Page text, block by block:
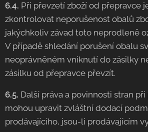
6.4. Při převzetí zboží od přepravce
zkontrolovat neporušenost obalů
jakýchkoliv závad toto neprodleně
V případě shledání porušení obalu
neoprávněném vniknutí do zásilky
zásilku od přepravce převzít.
6.5. Další práva a povinnosti stran
mohou upravit zvláštní dodací
prodávajícího, jsou-li prodávajícím